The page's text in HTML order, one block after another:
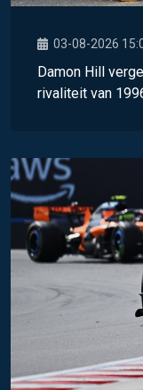
03-08-2026
Damon Hill
rivaliteit van